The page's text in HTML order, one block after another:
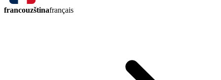
francouzštinafrançais